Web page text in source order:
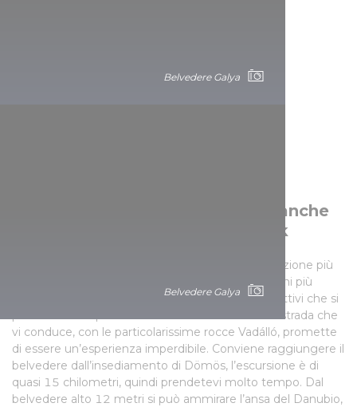
Belvedere Galya
Belvedere Galya
Il panorama per cui andremmo anche
in capo al mondo: Prédikálószék
La più bella vista dell’Ansa del Danubio, la destinazione più
frequentata del Pilis e senza dubbio uno dei luoghi più
rilassanti di tutta l’Ungheria. Questi sono gli aggettivi che si
possono usare per descrivere Prédikálószék e la strada che
vi conduce, con le particolarissime rocce Vadálló, promette
di essere un’esperienza imperdibile. Conviene raggiungere il
belvedere dall’insediamento di Dömös, l’escursione è di
quasi 15 chilometri, quindi prendetevi molto tempo. Dal
belvedere alto 12 metri si può ammirare l’ansa del Danubio,